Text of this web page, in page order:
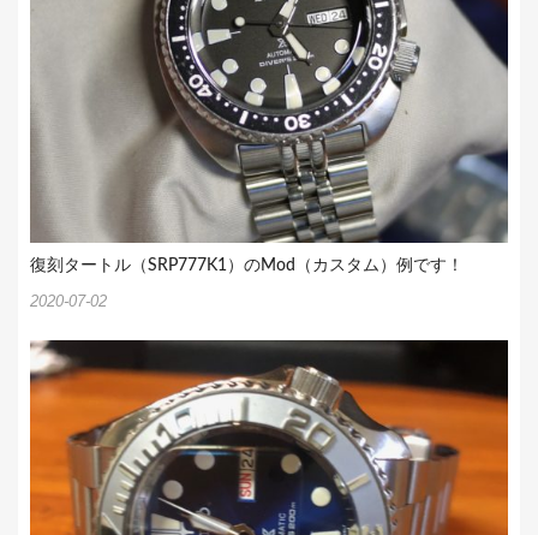
復刻タートル（SRP777K1）のMod（カスタム）例です！
2020-07-02